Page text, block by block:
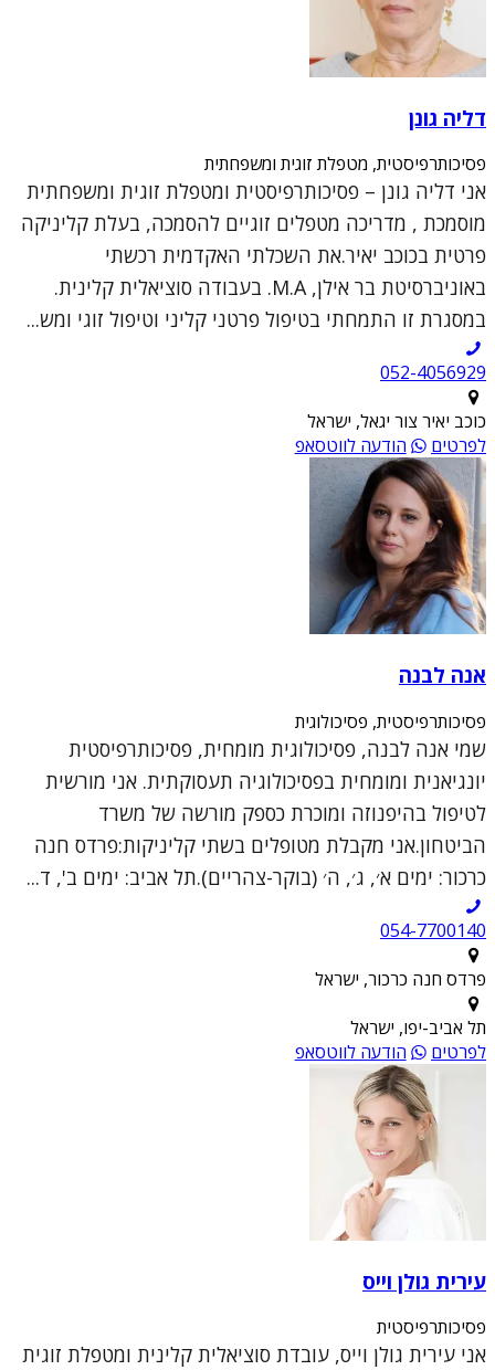
דליה גונן
פסיכותרפיסטית, מטפלת זוגית ומשפחתית
אני דליה גונן – פסיכותרפיסטית ומטפלת זוגית ומשפחתית
מוסמכת , מדריכה מטפלים זוגיים להסמכה, בעלת קליניקה
פרטית בכוכב יאיר.את השכלתי האקדמית רכשתי
באוניברסיטת בר אילן, M.A. בעבודה סוציאלית קלינית.
במסגרת זו התמחתי בטיפול פרטני קליני וטיפול זוגי ומש...
052-4056929
כוכב יאיר צור יגאל, ישראל
לפרטים
הודעה לווטסאפ
אנה לבנה
פסיכותרפיסטית, פסיכולוגית
שמי אנה לבנה, פסיכולוגית מומחית, פסיכותרפיסטית
יונגיאנית ומומחית בפסיכולוגיה תעסוקתית. אני מורשית
לטיפול בהיפנוזה ומוכרת כספק מורשה של משרד
הביטחון.אני מקבלת מטופלים בשתי קליניקות:פרדס חנה
כרכור: ימים א׳, ג׳, ה׳ (בוקר-צהריים).תל אביב: ימים ב', ד...
054-7700140
פרדס חנה כרכור, ישראל
תל אביב-יפו, ישראל
לפרטים
הודעה לווטסאפ
עירית גולן וייס
פסיכותרפיסטית
אני עירית גולן וייס, עובדת סוציאלית קלינית ומטפלת זוגית